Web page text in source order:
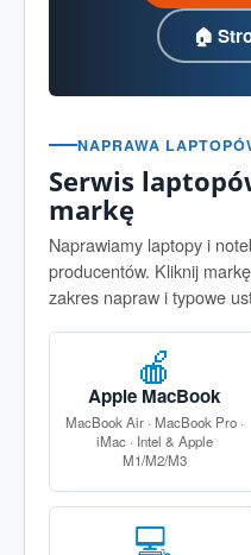
🏠
NAPRAWA
Serwis
markę
Naprawiamy laptopy i
producentów. Kliknij
zakres napraw i typowe
🍎
Apple MacBook
MacBook Air · MacBook Pro ·
iMac · Intel & Apple
M1/M2/M3
💻